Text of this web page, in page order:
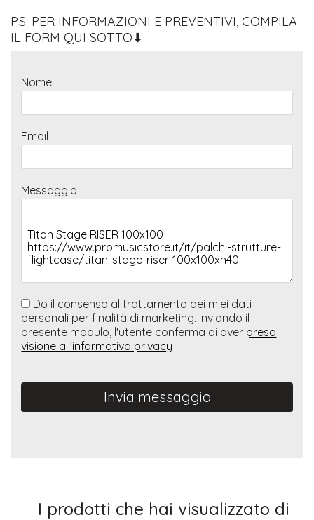
P.S. PER INFORMAZIONI E PREVENTIVI, COMPILA
IL FORM QUI SOTTO⬇
Nome
Email
Messaggio
Do il consenso al trattamento dei miei dati
personali per finalità di marketing. Inviando il
presente modulo, l'utente conferma di aver preso
visione all'informativa privacy
Invia messaggio
I prodotti che hai visualizzato di